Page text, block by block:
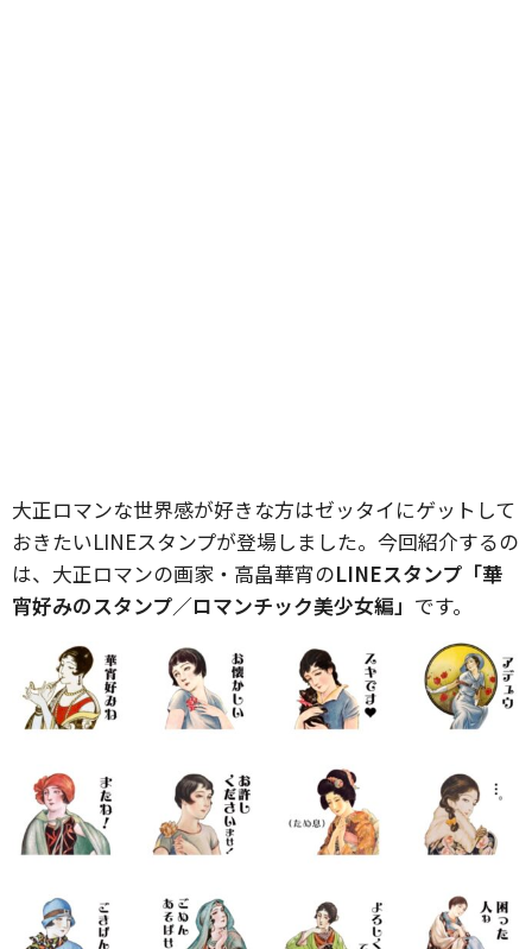
大正ロマンな世界感が好きな方はゼッタイにゲットして
おきたいLINEスタンプが登場しました。今回紹介するの
は、大正ロマンの画家・高畠華宵のLINEスタンプ「華
宵好みのスタンプ／ロマンチック美少女編」 です。